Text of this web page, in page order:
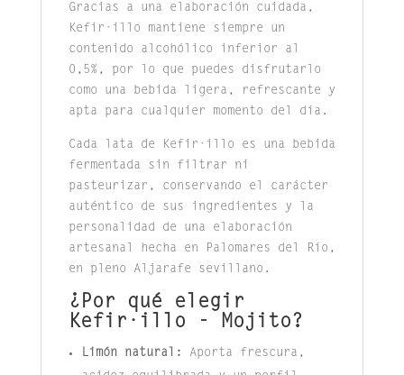
Gracias a una elaboración cuidada,
Kefir·illo mantiene siempre un
contenido alcohólico inferior al
0,5%, por lo que puedes disfrutarlo
como una bebida ligera, refrescante y
apta para cualquier momento del día.
Cada lata de Kefir·illo es una bebida
fermentada sin filtrar ni
pasteurizar, conservando el carácter
auténtico de sus ingredientes y la
personalidad de una elaboración
artesanal hecha en Palomares del Río,
en pleno Aljarafe sevillano.
¿Por qué elegir
Kefir·illo - Mojito?
Limón natural:
Aporta frescura,